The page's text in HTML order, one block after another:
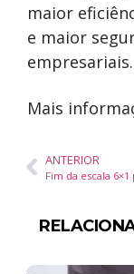
maior
e maior
empresariais.
Mais
ANTERIOR